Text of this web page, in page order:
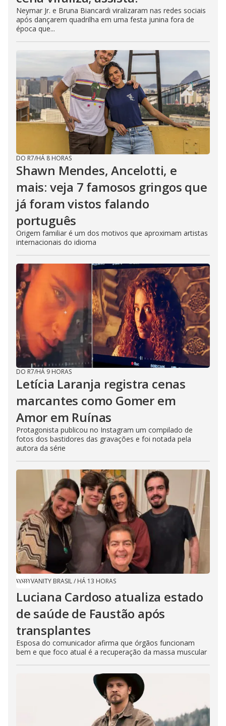
Neymar Jr. e Bruna Biancardi viralizaram nas redes sociais
após dançarem quadrilha em uma festa junina fora de
época que...
DO R7/HÁ 8 HORAS
Shawn Mendes, Ancelotti, e
mais: veja 7 famosos gringos que
já foram vistos falando
português
Origem familiar é um dos motivos que aproximam artistas
internacionais do idioma
DO R7/HÁ 9 HORAS
Letícia Laranja registra cenas
marcantes como Gomer em
Amor em Ruínas
Protagonista publicou no Instagram um compilado de
fotos dos bastidores das gravações e foi notada pela
autora da série
VANITY BRASIL/ HÁ 13 HORAS
Luciana Cardoso atualiza estado
de saúde de Faustão após
transplantes
Esposa do comunicador afirma que órgãos funcionam
bem e que foco atual é a recuperação da massa muscular